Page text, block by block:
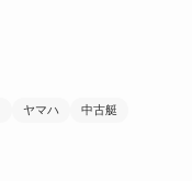
ヤマハ
中古艇